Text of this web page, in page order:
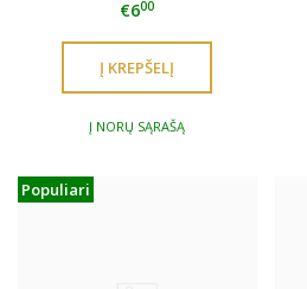
€600
Į NORŲ SĄRAŠĄ
Populiari